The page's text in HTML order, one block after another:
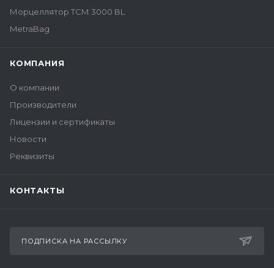
Морцеллятор ТСМ 3000 BL
MetraBag
КОМПАНИЯ
О компании
Производители
Лицензии и сертификаты
Новости
Реквизиты
КОНТАКТЫ
ПОДПИСКА НА РАССЫЛКУ